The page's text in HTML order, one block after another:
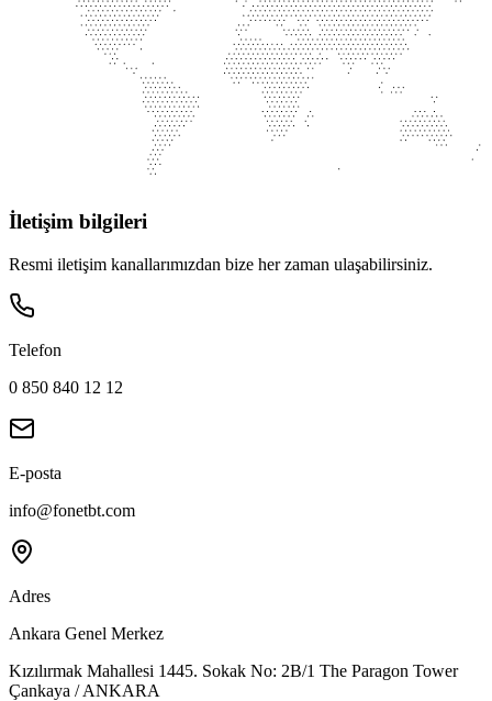
İletişim bilgileri
Resmi iletişim kanallarımızdan bize her zaman ulaşabilirsiniz.
Telefon
0 850 840 12 12
E-posta
info@fonetbt.com
Adres
Ankara Genel Merkez
Kızılırmak Mahallesi 1445. Sokak No: 2B/1 The Paragon Tower
Çankaya / ANKARA